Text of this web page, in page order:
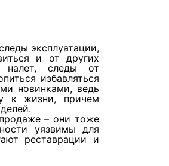
эксплуатации,
и от других
налет, следы от
избавляться
новинками, ведь
к жизни, причем
– они тоже
уязвимы для
реставрации и